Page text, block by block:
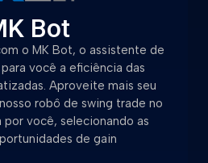
Bot
o MK Bot, o assistente de
você a eficiência das
Aproveite mais seu
robô de swing trade no
você, selecionando as
de gain